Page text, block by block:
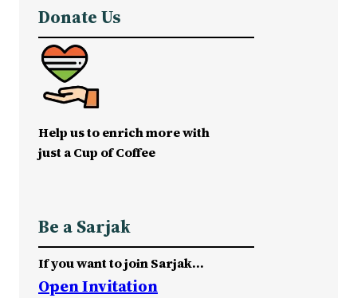
Donate Us
Help us to enrich more with
just a Cup of Coffee
Be a Sarjak
If you want to join Sarjak…
Open Invitation